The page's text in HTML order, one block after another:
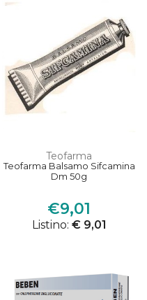
Teofarma
Teofarma Balsamo Sifcamina
Dm 50g
€9,01
Listino: € 9,01